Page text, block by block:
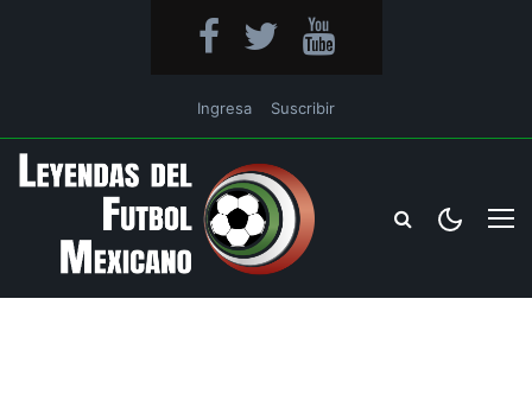
Ingresa Suscribir